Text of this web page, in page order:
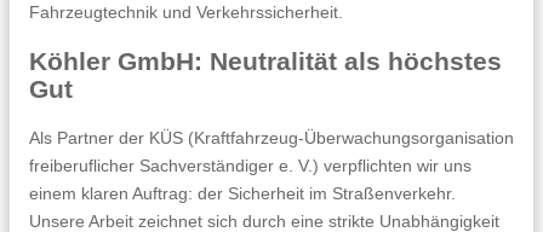
Fahrzeugtechnik und Verkehrssicherheit.
Köhler GmbH: Neutralität als höchstes
Gut
Als Partner der KÜS (Kraftfahrzeug-Überwachungsorganisation
freiberuflicher Sachverständiger e. V.) verpflichten wir uns
einem klaren Auftrag: der Sicherheit im Straßenverkehr.
Unsere Arbeit zeichnet sich durch eine strikte Unabhängigkeit